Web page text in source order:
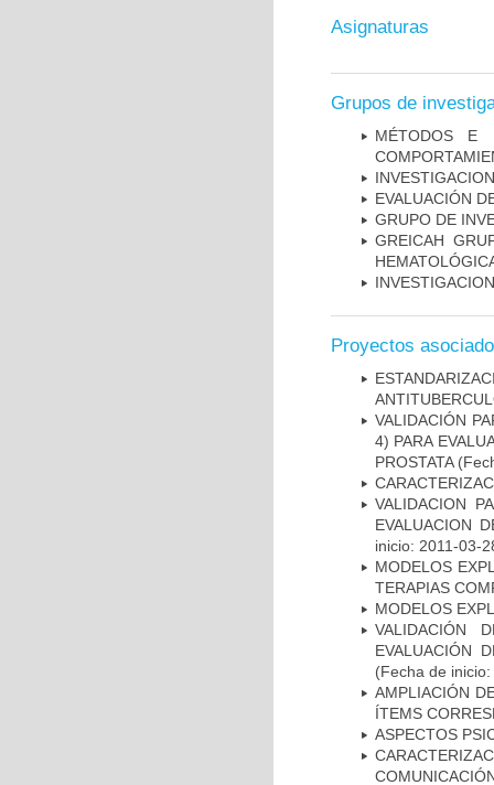
Asignaturas
Grupos de
MÉTODOS E
EVALUACIÓN
GRUPO DE
GREICAH
Proyectos
VALIDACIÓN
4) PARA
PROSTATA
VALIDACION
EVALUACION
inicio: 2011-03-
MODELOS
TERAPIAS
MODELOS
VALIDACIÓN
EVALUACIÓN
(Fecha de
AMPLIACIÓN
ÍTEMS
ASPECTOS